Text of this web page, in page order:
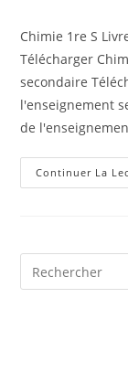
la
publication :
Chimie 1re S
Télécharger
secondaire
l'enseignement
de
Continuer La